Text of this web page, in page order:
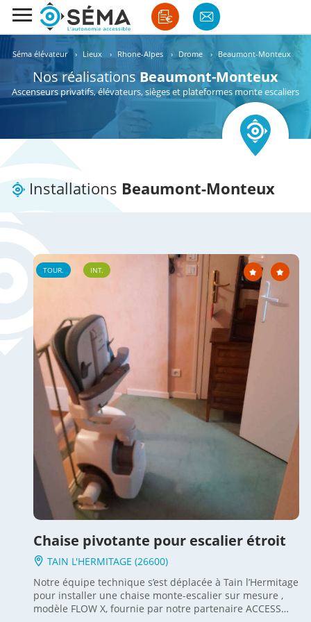
Séma élévateur › Lieux › Rhone-Alpes › Drome › Beaumont-Monteux
Nos réalisations Beaumont-Monteux
Ascenseurs privatifs, élévateurs, sièges et plateformes monte escaliers
Installations Beaumont-Monteux
TOUR. INT.
Chaise pivotante pour escalier étroit
TAIN L'HERMITAGE (26600)
Notre équipe technique s’est déplacée à Tain l’Hermitage
pour installer une chaise monte-escalier sur mesure ,
modèle FLOW X, fournie par notre partenaire ACCESS